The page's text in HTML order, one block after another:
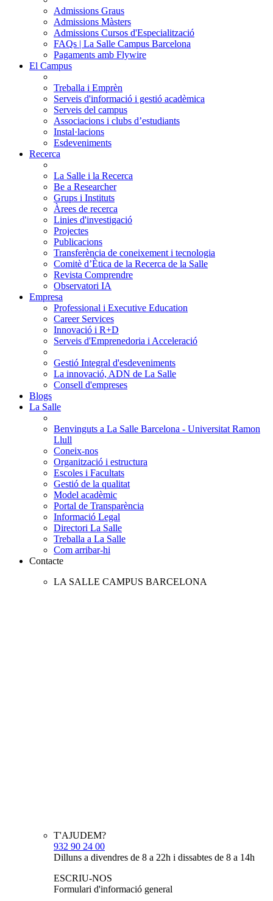
Admissions Graus
Admissions Màsters
Admissions Cursos d'Especialització
FAQs | La Salle Campus Barcelona
Pagaments amb Flywire
El Campus
Treballa i Emprèn
Serveis d'informació i gestió acadèmica
Serveis del campus
Associacions i clubs d’estudiants
Instal·lacions
Esdeveniments
Recerca
La Salle i la Recerca
Be a Researcher
Grups i Instituts
Àrees de recerca
Linies d'investigació
Projectes
Publicacions
Transferència de coneixement i tecnologia
Comitè d’Ètica de la Recerca de la Salle
Revista Comprendre
Observatori IA
Empresa
Professional i Executive Education
Career Services
Innovació i R+D
Serveis d'Emprenedoria i Acceleració
Gestió Integral d'esdeveniments
La innovació, ADN de La Salle
Consell d'empreses
Blogs
La Salle
Benvinguts a La Salle Barcelona - Universitat Ramon
Llull
Coneix-nos
Organització i estructura
Escoles i Facultats
Gestió de la qualitat
Model acadèmic
Portal de Transparència
Informació Legal
Directori La Salle
Treballa a La Salle
Com arribar-hi
Contacte
LA SALLE CAMPUS BARCELONA
T'AJUDEM?
932 90 24 00
Dilluns a divendres de 8 a 22h i dissabtes de 8 a 14h
ESCRIU-NOS
Formulari d'informació general